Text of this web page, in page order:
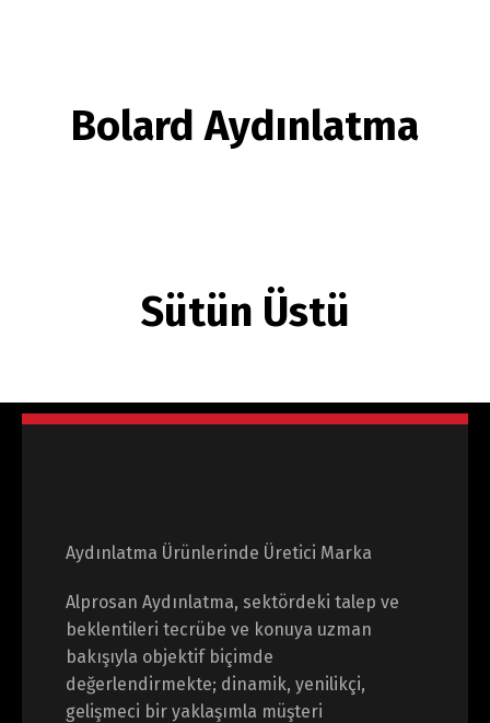
Bolard Aydınlatma
Sütün Üstü
Aydınlatma Ürünlerinde Üretici Marka
Alprosan Aydınlatma, sektördeki talep ve
beklentileri tecrübe ve konuya uzman
bakışıyla objektif biçimde
değerlendirmekte; dinamik, yenilikçi,
gelişmeci bir yaklaşımla müşteri